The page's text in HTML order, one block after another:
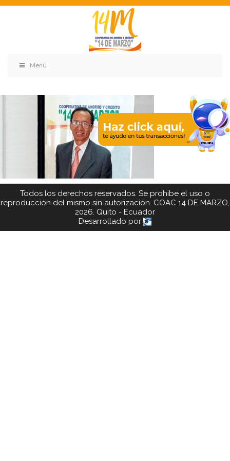
Menú
Todos los derechos reservados. Se prohibe el uso o
reproducción del mismo sin autorización. COAC 14 DE MARZO,
2026. Quito - Ecuador
Desarrollado por